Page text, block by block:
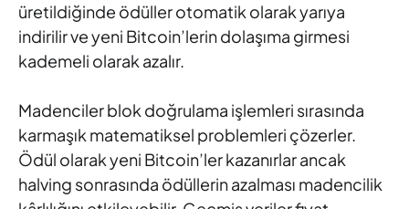
üretildiğinde ödüller otomatik olarak yarıya
indirilir ve yeni Bitcoin’lerin dolaşıma girmesi
kademeli olarak azalır.
Madenciler blok doğrulama işlemleri sırasında
karmaşık matematiksel problemleri çözerler.
Ödül olarak yeni Bitcoin’ler kazanırlar ancak
halving sonrasında ödüllerin azalması madencilik